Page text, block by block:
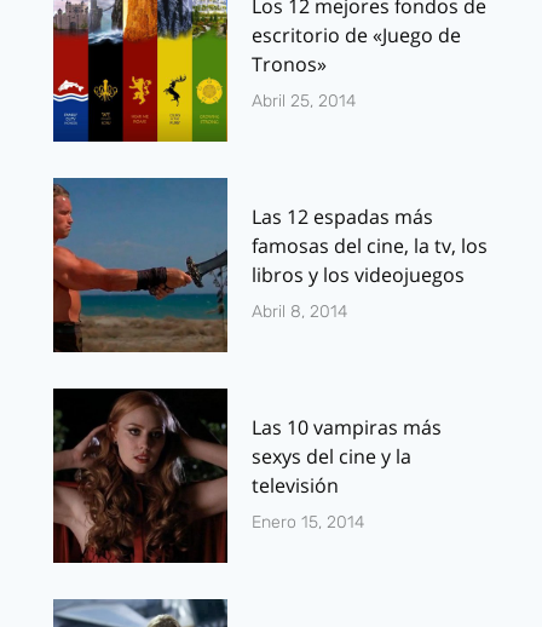
Los 12 mejores fondos de
escritorio de «Juego de
Tronos»
Abril 25, 2014
Las 12 espadas más
famosas del cine, la tv, los
libros y los videojuegos
Abril 8, 2014
Las 10 vampiras más
sexys del cine y la
televisión
Enero 15, 2014